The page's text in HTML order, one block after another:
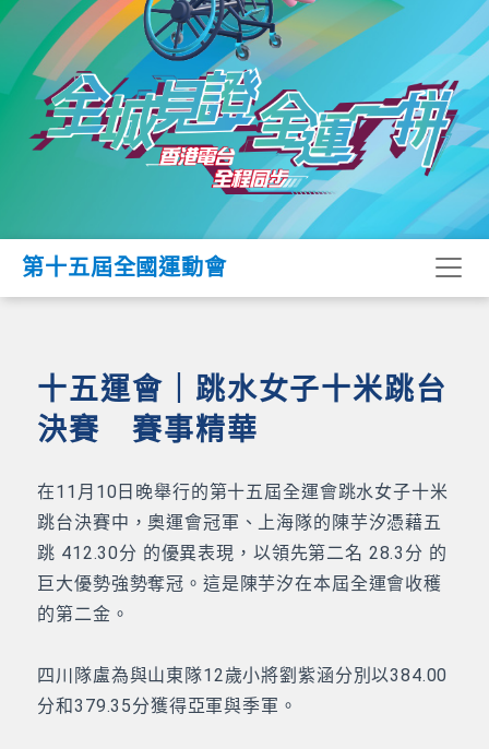
第十五屆全國運動會
十五運會｜跳水女子十米跳台
決賽 賽事精華
在11月10日晚舉行的第十五屆全運會跳水女子十米
跳台決賽中，奧運會冠軍、上海隊的陳芋汐憑藉五
跳 412.30分 的優異表現，以領先第二名 28.3分 的
巨大優勢強勢奪冠。這是陳芋汐在本屆全運會收穫
的第二金。
四川隊盧為與山東隊12歲小將劉紫涵分別以384.00
分和379.35分獲得亞軍與季軍。